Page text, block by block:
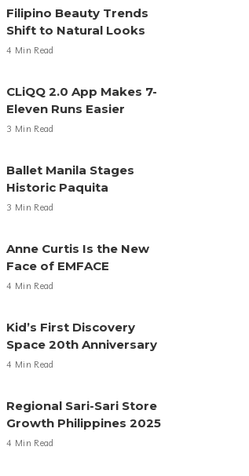
Filipino Beauty Trends
Shift to Natural Looks
4 Min Read
CLiQQ 2.0 App Makes 7-
Eleven Runs Easier
3 Min Read
Ballet Manila Stages
Historic Paquita
3 Min Read
Anne Curtis Is the New
Face of EMFACE
4 Min Read
Kid’s First Discovery
Space 20th Anniversary
4 Min Read
Regional Sari-Sari Store
Growth Philippines 2025
4 Min Read